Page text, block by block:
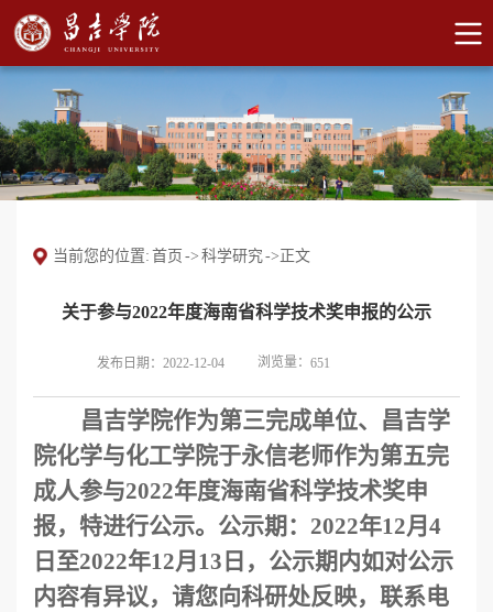
当前您的位置: 首页 -> 科学研究-> 正文
关于参与2022年度海南省科学技术奖申报的公示
发布日期：2022-12-04 浏览量： 651
昌吉学院作为第三完成单位、 昌吉学
院化学与化工学院于永信老师作为第五完
成人参与2022年度海南省科学技术奖申
报，特进行公示。公示期 ： 2022年12月 4
日至2022年12月 13 日，公示期内如对公示
内容有异议，请您向科研处反映，联系电